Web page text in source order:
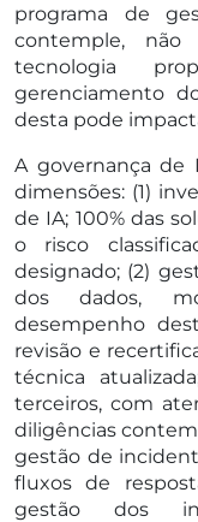
programa de
contemple,
tecnologia
gerenciamento
desta pode
A governança de
dimensões: (1)
de IA; 100% das
o risco
designado; (2)
dos dados,
desempenho
revisão e
técnica
terceiros, com
diligências
gestão de
fluxos de
gestão dos